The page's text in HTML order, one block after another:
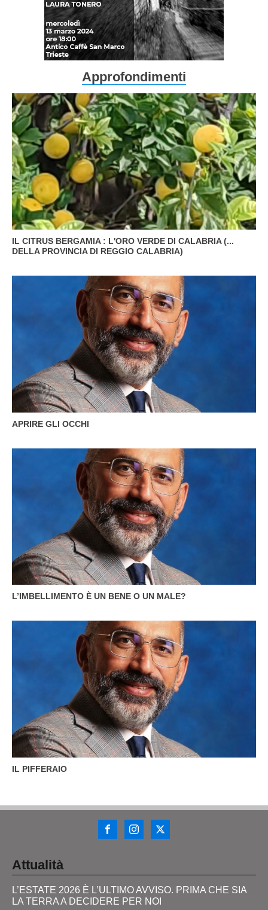
Approfondimenti
IL CITRUS BERGAMIA : L'ORO VERDE DI CALABRIA (...
DELLA PROVINCIA DI REGGIO CALABRIA)
APRIRE GLI OCCHI
L’IMBELLIMENTO È UN BENE O UN MALE?
IL PIFFERAIO
Attualità
L’ESTATE 2026 È L’ULTIMO AVVISO. PRIMA CHE SIA
LA TERRA A DECIDERE PER NOI